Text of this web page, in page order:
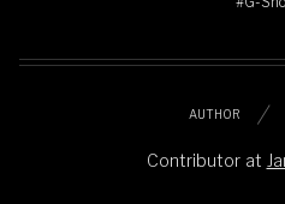
AUTHOR
Contributor at